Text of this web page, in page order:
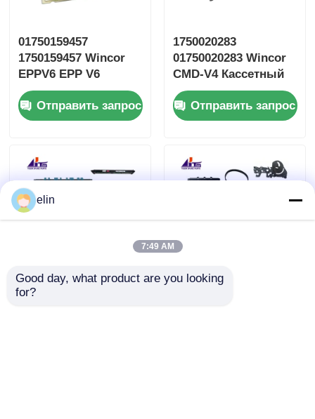
01750159457
1750159457 Wincor
EPPV6 EPP V6
Клавиатура
Клавиатура
арабский
Отправить запрос
1750020283
01750020283 Wincor
CMD-V4 Кассетный
замок Ключевой
банкомат Части
Отправить запрос
01750150249
1750220000
elin
7:49 AM
Good day, what product are you looking
for?